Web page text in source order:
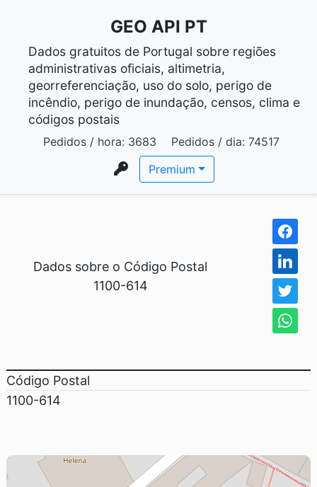
GEO API PT
Dados gratuitos de Portugal sobre regiões
administrativas oficiais, altimetria,
georreferenciação, uso do solo, perigo de
incêndio, perigo de inundação, censos, clima e
códigos postais
Pedidos / hora: 3683 Pedidos / dia: 74517
Premium
Dados sobre o Código Postal
1100-614
Código Postal
1100-614